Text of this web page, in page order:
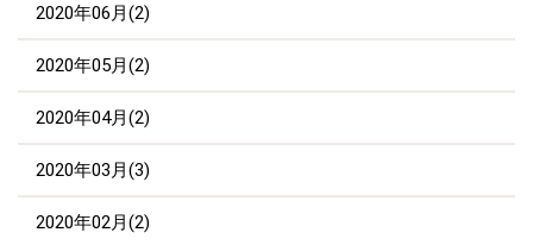
2020年06月(2)
2020年05月(2)
2020年04月(2)
2020年03月(3)
2020年02月(2)